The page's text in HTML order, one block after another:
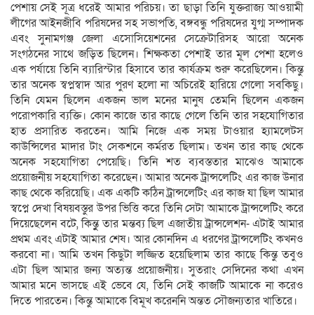
পেশায় সেই সূত্র ধরেই আমার পরিচয়। তা ছাড়া তিনি যুক্তরাজ্য আওয়ামী
লীগের আইনজীবি পরিষদের সহ সভাপতি, বঙ্গবন্ধু পরিষদের যুগ্ম সম্পাদক
এবং সুনামগঞ্জ জেলা এসোসিয়েশনের সেক্রেটারিসহ আরো অনেক
সংগঠনের সাথে জড়িত ছিলেন। শিক্ষকতা পেশাই তার মূল পেশা হলেও
এক পর্যায়ে তিনি ব্যারিস্টার হিসাবে তার কার্যক্রম শুরু করেছিলেন। কিন্তু
তার অনেক স্বপ্নস্বাদ আর পুরণ হলো না অচিরেই হারিয়ে গেলো সবকিছু।
তিনি যেমন ছিলেন একজন ভাল মনের মানুষ তেমনি ছিলেন একজন
পরোপকারি ব্যক্তি। কোন কাজে তার কাছে গেলে তিনি তার সহযোগিতার
হাত প্রসারিত করতেন। আমি নিজে এক সময় টাওয়ার হ্যামলেটস
কাউন্সিলের মাদার টাং সেকশনে কর্মরত ছিলাম। তখন তার কাছ থেকে
অনেক সহযোগিতা পেয়েছি। তিনি শত ব্যবস্ততার মাঝেও আমাকে
প্রয়োজনীয় সহযোগিতা করেছেন। আমার অনেক ট্রান্সলেটিং এর কাজ উনার
কাছ থেকে করিয়েছি। এক একটি কঠিন ট্রান্সলেটিং এর কাজ যা ছিল আমার
স্বপ্নে দেখা বিষয়বস্তুর উপর ভিত্তি করে তিনি সেটা আমাকে ট্রান্সলেটিং করে
দিয়েছেলেন বটে, কিন্তুু তার মন্তব্য ছিল এজাতীয় ট্রান্সলেশন- এটাই আমার
প্রথম এবং এটাই আমার শেষ। আর কোনদিন এ ধরণের ট্রান্সলেটিং কখনও
করবো না। আমি তখন কিছুটা লজ্জিত হয়েছিলাম তার কাছে কিন্তু তবুও
এটা ছিল আমার জন্য অত্যন্ত প্রয়োজনীয়। সুতরাং সেদিনের কথা এখন
আমার মনে ভাসছে এই ভেবে যে, তিনি সেই কাজটি আমাকে না করেও
দিতে পারতেন। কিন্তু আমাকে বিমূখ করেননি অন্তত সৌজন্যতার খাতিরে।